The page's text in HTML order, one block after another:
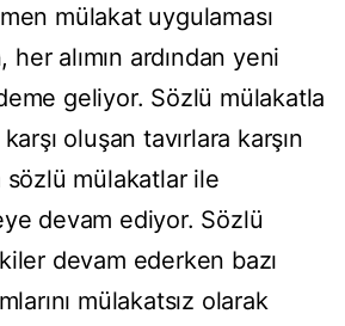
mülakat uygulaması
alımın ardından yeni
geliyor. Sözlü mülakatla
oluşan tavırlara karşın
sözlü mülakatlar ile
devam ediyor. Sözlü
devam ederken bazı
mülakatsız olarak